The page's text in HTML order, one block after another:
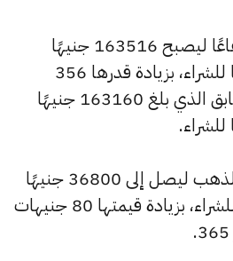
وشهد سعر الاونصة ارتفاعًا ليصبح 163516 جنيهًا
للبيع و162805 جنيهًا للشراء، بزيادة قدرها 356
جنيهات عن السعر السابق الذي بلغ 163160 جنيهًا
كما ارتفع سعر الجنيه الذهب ليصل إلى 36800 جنيهًا
للبيع و36640 جنيهًا للشراء، بزيادة قيمتها 80 جنيهات